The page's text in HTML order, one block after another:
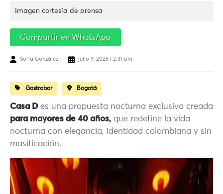
Imagen cortesía de prensa
Compartir en WhatsApp
Sofía González julio 9, 2025 | 2:31 pm
Gastrobar Bogotá
Casa Des una propuesta nocturna exclusiva creada
para mayores de 40 años, que redefine la vida
nocturna con elegancia, identidad colombiana y sin
masificación.